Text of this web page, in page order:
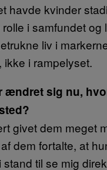
havde kvinder
i samfundet og
liv i
ikke i rampelyset.
ændret sig nu,
givet dem meget
dem fortalte, at
til se mig